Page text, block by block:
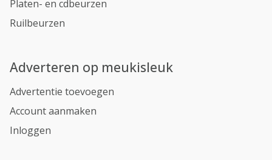
Platen- en cdbeurzen
Ruilbeurzen
Adverteren op meukisleuk
Advertentie toevoegen
Account aanmaken
Inloggen